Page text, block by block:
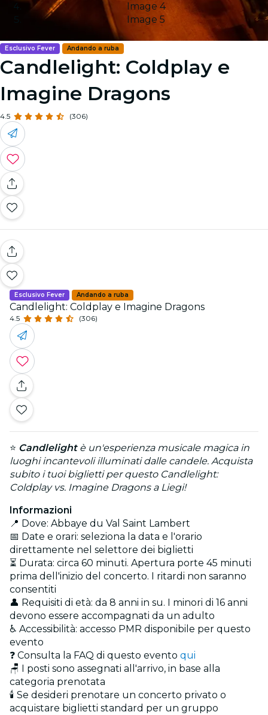
Image 4
Image 5
Esclusivo Fever Andando a ruba
Candlelight: Coldplay e
Imagine Dragons
4.5 (306)
Esclusivo Fever Andando a ruba
Candlelight: Coldplay e Imagine Dragons
4.5 (306)
⭐ Candlelightè un'esperienza musicale magica in
luoghi incantevoli illuminati dalle candele. Acquista
subito i tuoi biglietti per questo Candlelight:
Coldplay vs. Imagine Dragons a Liegi!
Informazioni
📍 Dove: Abbaye du Val Saint Lambert
📅 Date e orari: seleziona la data e l'orario
direttamente nel selettore dei biglietti
⏳ Durata: circa 60 minuti. Apertura porte 45 minuti
prima dell'inizio del concerto. I ritardi non saranno
consentiti
👤 Requisiti di età: da 8 anni in su. I minori di 16 anni
devono essere accompagnati da un adulto
♿ Accessibilità: accesso PMR disponibile per questo
evento
❓ Consulta la FAQ di questo evento qui
🪑 I posti sono assegnati all'arrivo, in base alla
categoria prenotata
🕯️ Se desideri prenotare un concerto privato o
acquistare biglietti standard per un gruppo